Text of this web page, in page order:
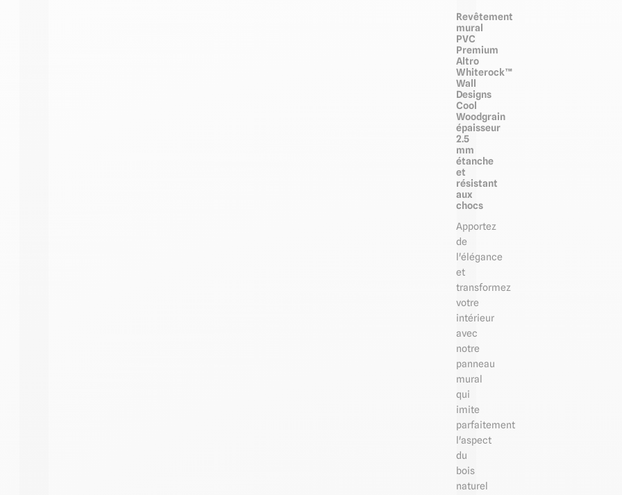
Revêtement
mural
PVC
Premium
Altro
Whiterock™
Wall
Designs
Cool
Woodgrain
épaisseur
2.5
mm
étanche
et
résistant
aux
chocs
Apportez
de
l'élégance
et
transformez
votre
intérieur
avec
notre
panneau
mural
qui
imite
parfaitement
l'aspect
du
bois
naturel